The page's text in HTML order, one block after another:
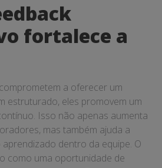
fortalece a
a oferecer um
estruturado, eles promovem um
Isso não apenas aumenta
mas também ajuda a
dentro da equipe. O
como uma oportunidade de